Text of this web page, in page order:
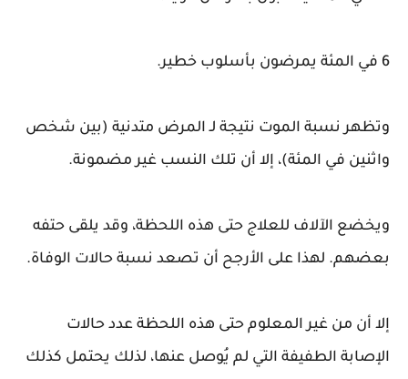
6 في المئة يمرضون بأسلوب خطير.
وتظهر نسبة الموت نتيجة لـ المرض متدنية (بين شخص
واثنين في المئة)، إلا أن تلك النسب غير مضمونة.
ويخضع الآلاف للعلاج حتى هذه اللحظة، وقد يلقى حتفه
بعضهم. لهذا على الأرجح أن تصعد نسبة حالات الوفاة.
إلا أن من غير المعلوم حتى هذه اللحظة عدد حالات
الإصابة الطفيفة التي لم يُوصل عنها، لذلك يحتمل كذلك